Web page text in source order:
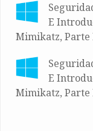
E
Mimikatz, Parte
E
Mimikatz, Parte